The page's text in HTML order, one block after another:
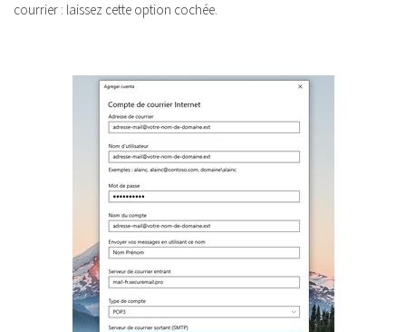
courrier : laissez cette option cochée.